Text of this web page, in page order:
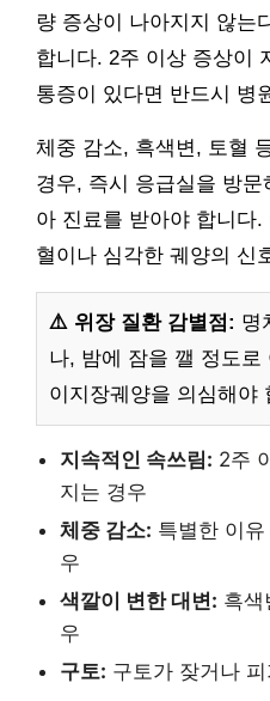
량 증상이 나아지지 않는
합니다. 2주 이상 증상이
통증이 있다면 반드시 병
체중 감소, 흑색변, 토혈
경우, 즉시 응급실을 방
아 진료를 받아야 합니다
혈이나 심각한 궤양의 신
⚠️ 위장 질환 감별점: 명
나, 밤에 잠을 깰 정도로
이지장궤양을 의심해야
지속적인 속쓰림: 2주
지는 경우
체중 감소: 특별한 이
우
색깔이 변한 대변: 흑색
우
구토: 구토가 잦거나